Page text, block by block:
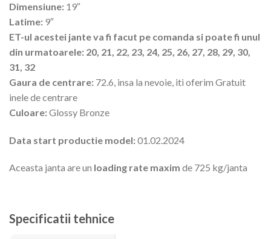
Dimensiune: 19″
Latime: 9″
ET-ul acestei jante va fi facut pe comanda si poate fi unul
din urmatoarele: 20, 21, 22, 23, 24, 25, 26, 27, 28, 29, 30,
31, 32
Gaura de centrare: 72.6, insa la nevoie, iti oferim Gratuit
inele de centrare
Culoare:Glossy Bronze
Data start productie model:01.02.2024
Aceasta janta are un loading rate maxim de 725 kg/janta
Specificatii tehnice